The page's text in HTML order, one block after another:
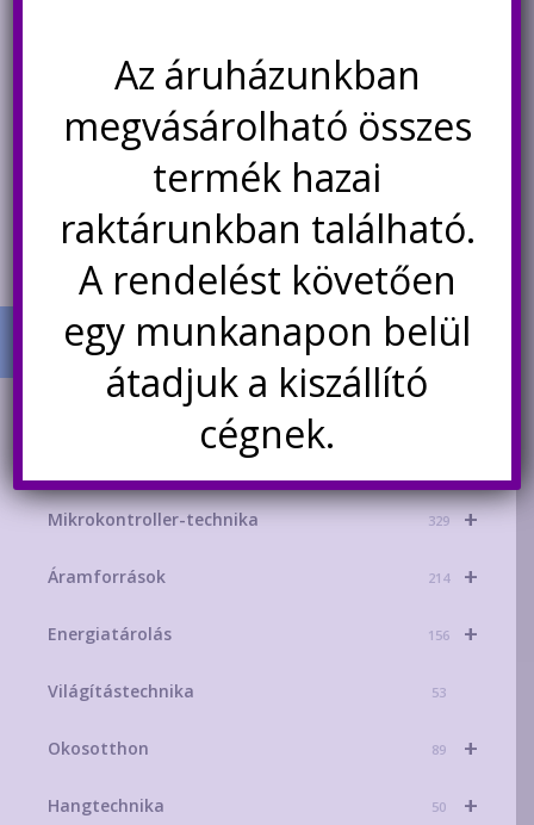
modul, PIR szenzor
Original
820Ft.
580FtCurrent
580Ft.
Kosárba teszem
(kb. 6.9 bar), 5 V, 1/8″,
rozsdamentes acél
7.200 Ft
Kosárba teszem
+
Mikrokontroller-technika 329
+
Áramforrások 214
+
Energiatárolás 156
Világítástechnika 53
+
Okosotthon 89
+
Hangtechnika 50
Az áruházunkban
megvásárolható összes
termék hazai
raktárunkban található.
A rendelést követően
egy munkanapon belül
átadjuk a kiszállító
cégnek.